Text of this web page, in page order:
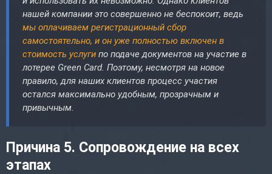
нашей компании это совершенно не беспокоит, ведь
мы оплачиваем регистрационный сбор
самостоятельно, и он уже полностью включен в
стоимость услуги по подаче документов на участие в
лотерее Green Card. Поэтому, несмотря на новое
правило, для наших клиентов процесс участия
остался максимально удобным, прозрачным и
привычным.
Причина 5. Сопровождение на всех
этапах